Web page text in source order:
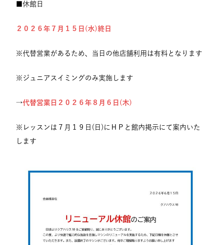
■休館日
２０２６年７月１５日(水)終日
※代替営業があるため、当日の他店舗利用は有料となります
※ジュニアスイミングのみ実施します
→代替営業日２０２６年８月６日(木)
※レッスンは７月１９日(日)にＨＰと館内掲示にて案内いた
します